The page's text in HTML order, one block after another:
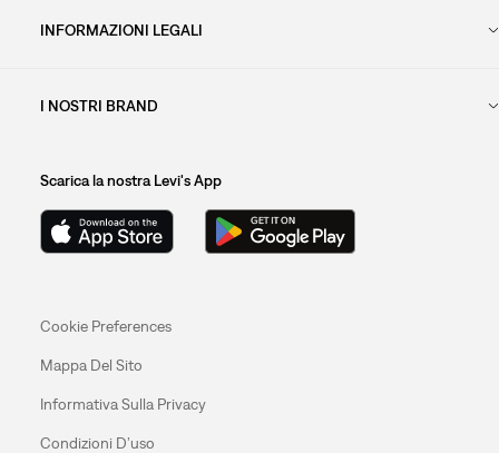
INFORMAZIONI LEGALI
I NOSTRI BRAND
Scarica la nostra Levi's App
Cookie Preferences
Mappa Del Sito
Informativa Sulla Privacy
Condizioni D’uso